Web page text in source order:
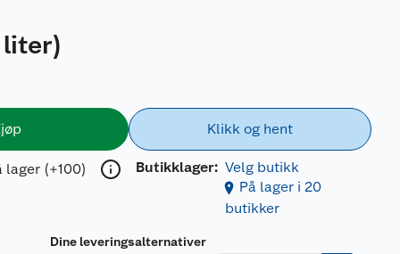
liter)
lager (+100)
Klikk og hent
Butikklager: Velg butikk
På lager i 20
butikker
Dine leveringsalternativer